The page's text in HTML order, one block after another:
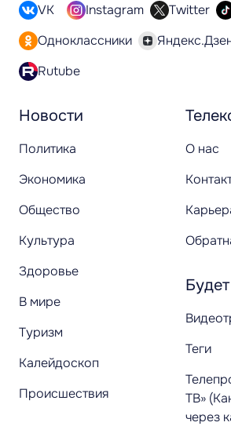
Новости
Политика
Экономика
Общество
Культура
Здоровье
В мире
Туризм
Калейдоскоп
Происшествия
О нас
Теги
ТВ»
через
VK Instagram Twitter
Одноклассники
Rutube